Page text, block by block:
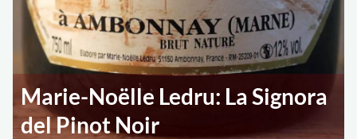
Marie-Noëlle Ledru: La Signora
del Pinot Noir